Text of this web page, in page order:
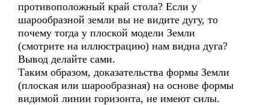
противоположный край стола? Если у
шарообразной земли вы не видите дугу, то
почему тогда у плоской модели Земли
(смотрите на иллюстрацию) нам видна дуга?
Вывод делайте сами.
Таким образом, доказательства формы Земли
(плоская или шарообразная) на основе формы
видимой линии горизонта, не имеют силы.